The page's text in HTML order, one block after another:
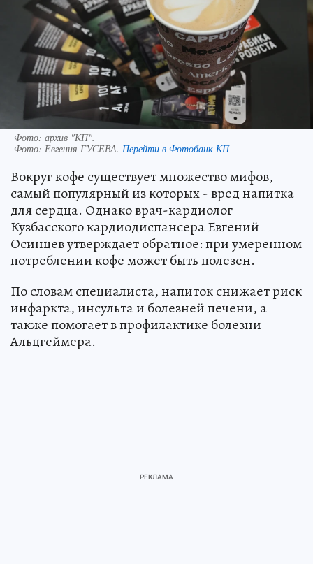
Фото: архив "КП".
Фото: Евгения ГУСЕВА. Перейти в Фотобанк КП
Вокруг кофе существует множество мифов,
самый популярный из которых - вред напитка
для сердца. Однако врач-кардиолог
Кузбасского кардиодиспансера Евгений
Осинцев утверждает обратное: при умеренном
потреблении кофе может быть полезен.
По словам специалиста, напиток снижает риск
инфаркта, инсульта и болезней печени, а
также помогает в профилактике болезни
Альцгеймера.